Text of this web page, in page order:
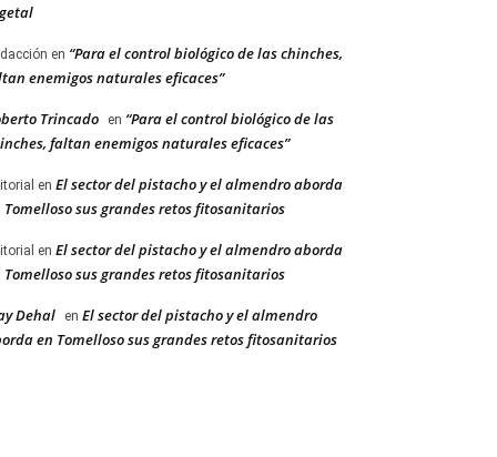
en “Para el control biológico de las chinches,
enemigos naturales eficaces”
Trincado en “Para el control biológico de las
faltan enemigos naturales eficaces”
en El sector del pistacho y el almendro aborda
Tomelloso sus grandes retos fitosanitarios
en El sector del pistacho y el almendro aborda
Tomelloso sus grandes retos fitosanitarios
Dehal en El sector del pistacho y el almendro
en Tomelloso sus grandes retos fitosanitarios